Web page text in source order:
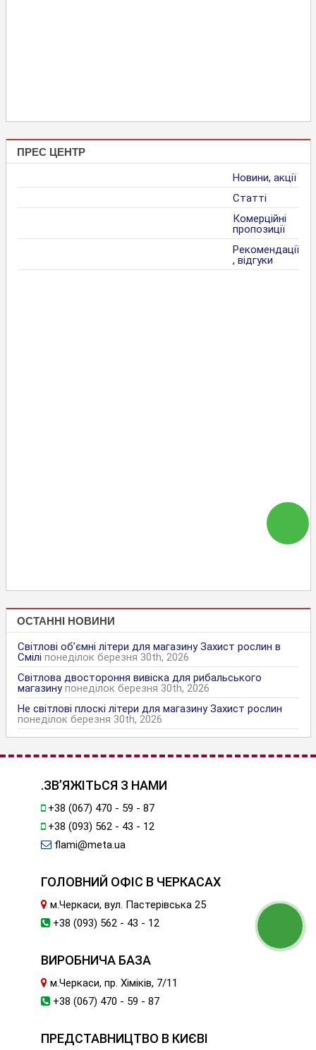
ПРЕС ЦЕНТР
Новини, акції
Статті
Комерційні
пропозиції
Рекомендації
, відгуки
ОСТАННІ НОВИНИ
Світлові об’ємні літери для магазину Захист рослин в
Смілі понеділок березня 30th, 2026
Світлова двостороння вивіска для рибальського
магазину понеділок березня 30th, 2026
Не світлові плоскі літери для магазину Захист рослин
понеділок березня 30th, 2026
.ЗВ’ЯЖІТЬСЯ З НАМИ
+38 (067) 470 - 59 - 87
+38 (093) 562 - 43 - 12
flami@meta.ua
ГОЛОВНИЙ ОФІС В ЧЕРКАСАХ
м.Черкаси, вул. Пастерівська 25
+38 (093) 562 - 43 - 12
ВИРОБНИЧА БАЗА
м.Черкаси, пр. Хіміків, 7/11
+38 (067) 470 - 59 - 87
ПРЕДСТАВНИЦТВО В КИЄВІ